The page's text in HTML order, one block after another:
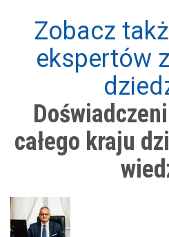
Zobacz
ekspertów
całego kraju